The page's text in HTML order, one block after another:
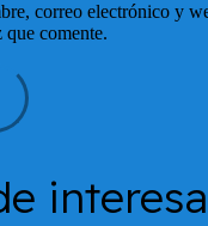
correo electrónico y
comente.